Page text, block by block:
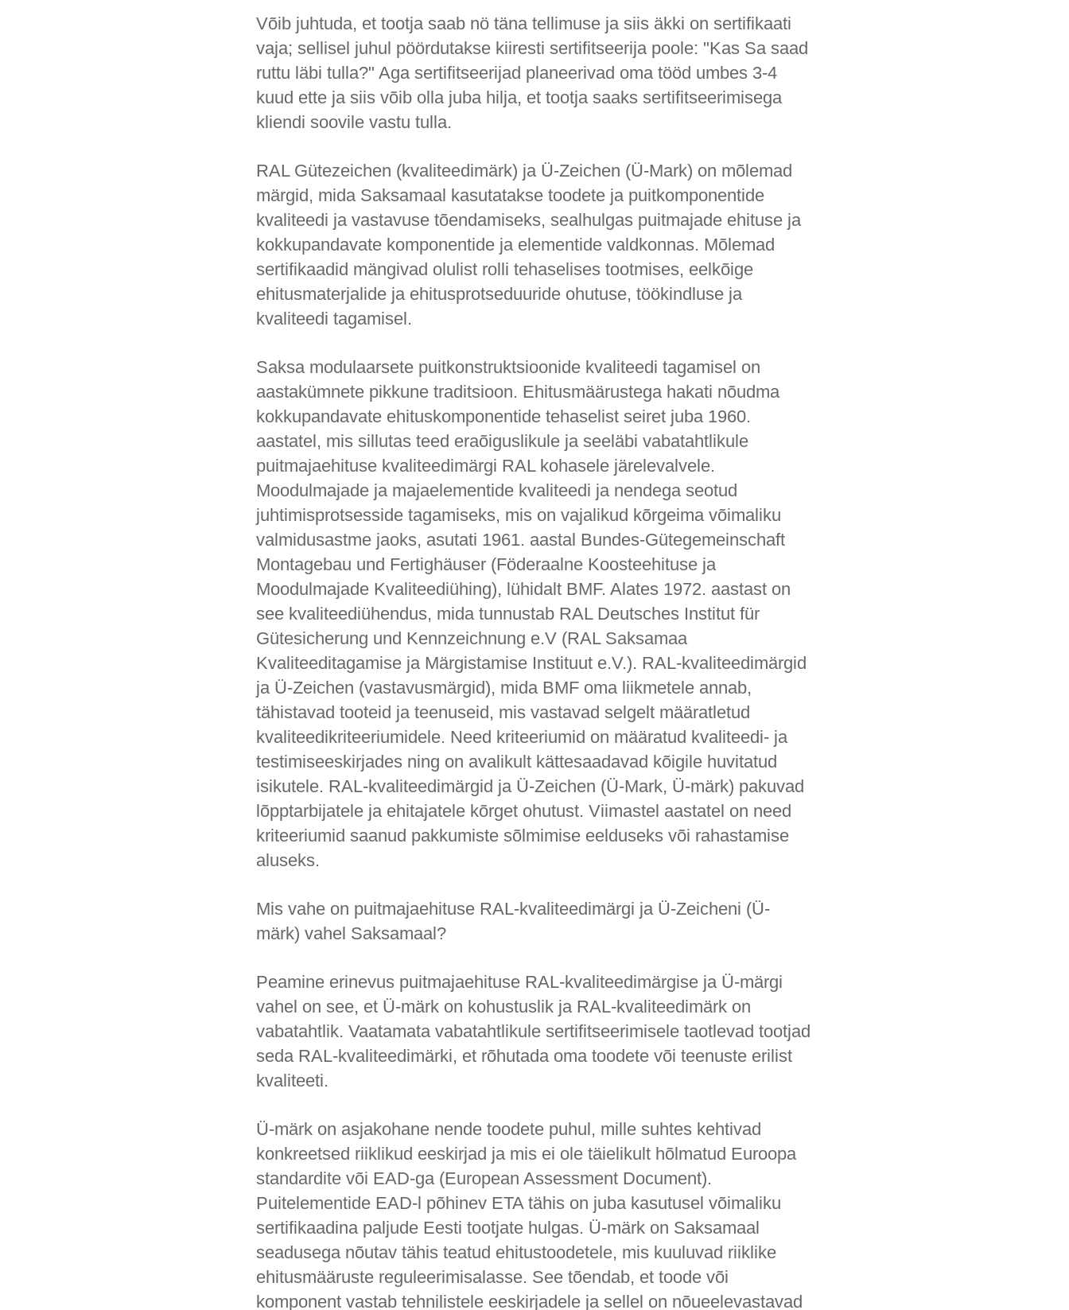
Võib juhtuda, et tootja saab nö täna tellimuse ja siis äkki on sertifikaati
vaja; sellisel juhul pöördutakse kiiresti sertifitseerija poole: "Kas Sa saad
ruttu läbi tulla?" Aga sertifitseerijad planeerivad oma tööd umbes 3-4
kuud ette ja siis võib olla juba hilja, et tootja saaks sertifitseerimisega
kliendi soovile vastu tulla.
RAL Gütezeichen (kvaliteedimärk) ja Ü-Zeichen (Ü-Mark) on mõlemad
märgid, mida Saksamaal kasutatakse toodete ja puitkomponentide
kvaliteedi ja vastavuse tõendamiseks, sealhulgas puitmajade ehituse ja
kokkupandavate komponentide ja elementide valdkonnas. Mõlemad
sertifikaadid mängivad olulist rolli tehaselises tootmises, eelkõige
ehitusmaterjalide ja ehitusprotseduuride ohutuse, töökindluse ja
kvaliteedi tagamisel.
Saksa modulaarsete puitkonstruktsioonide kvaliteedi tagamisel on
aastakümnete pikkune traditsioon. Ehitusmäärustega hakati nõudma
kokkupandavate ehituskomponentide tehaselist seiret juba 1960.
aastatel, mis sillutas teed eraõiguslikule ja seeläbi vabatahtlikule
puitmajaehituse kvaliteedimärgi RAL kohasele järelevalvele.
Moodulmajade ja majaelementide kvaliteedi ja nendega seotud
juhtimisprotsesside tagamiseks, mis on vajalikud kõrgeima võimaliku
valmidusastme jaoks, asutati 1961. aastal Bundes-Gütegemeinschaft
Montagebau und Fertighäuser (Föderaalne Koosteehituse ja
Moodulmajade Kvaliteediühing), lühidalt BMF. Alates 1972. aastast on
see kvaliteediühendus, mida tunnustab RAL Deutsches Institut für
Gütesicherung und Kennzeichnung e.V (RAL Saksamaa
Kvaliteeditagamise ja Märgistamise Instituut e.V.). RAL-kvaliteedimärgid
ja Ü-Zeichen (vastavusmärgid), mida BMF oma liikmetele annab,
tähistavad tooteid ja teenuseid, mis vastavad selgelt määratletud
kvaliteedikriteeriumidele. Need kriteeriumid on määratud kvaliteedi- ja
testimiseeskirjades ning on avalikult kättesaadavad kõigile huvitatud
isikutele. RAL-kvaliteedimärgid ja Ü-Zeichen (Ü-Mark, Ü-märk) pakuvad
lõpptarbijatele ja ehitajatele kõrget ohutust. Viimastel aastatel on need
kriteeriumid saanud pakkumiste sõlmimise eelduseks või rahastamise
aluseks.
Mis vahe on puitmajaehituse RAL-kvaliteedimärgi ja Ü-Zeicheni (Ü-
märk) vahel Saksamaal?
Peamine erinevus puitmajaehituse RAL-kvaliteedimärgise ja Ü-märgi
vahel on see, et Ü-märk on kohustuslik ja RAL-kvaliteedimärk on
vabatahtlik. Vaatamata vabatahtlikule sertifitseerimisele taotlevad tootjad
seda RAL-kvaliteedimärki, et rõhutada oma toodete või teenuste erilist
kvaliteeti.
Ü-märk on asjakohane nende toodete puhul, mille suhtes kehtivad
konkreetsed riiklikud eeskirjad ja mis ei ole täielikult hõlmatud Euroopa
standardite või EAD-ga (European Assessment Document).
Puitelementide EAD-l põhinev ETA tähis on juba kasutusel võimaliku
sertifikaadina paljude Eesti tootjate hulgas. Ü-märk on Saksamaal
seadusega nõutav tähis teatud ehitustoodetele, mis kuuluvad riiklike
ehitusmääruste reguleerimisalasse. See tõendab, et toode või
komponent vastab tehnilistele eeskirjadele ja sellel on nõueelevastavad